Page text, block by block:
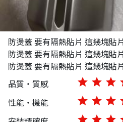
防燙蓋 要有隔熱貼片 這幾塊貼
防燙蓋 要有隔熱貼片 這幾塊貼
防燙蓋 要有隔熱貼片 這幾塊貼
品質・質感
star star star
性能・機能
star star star